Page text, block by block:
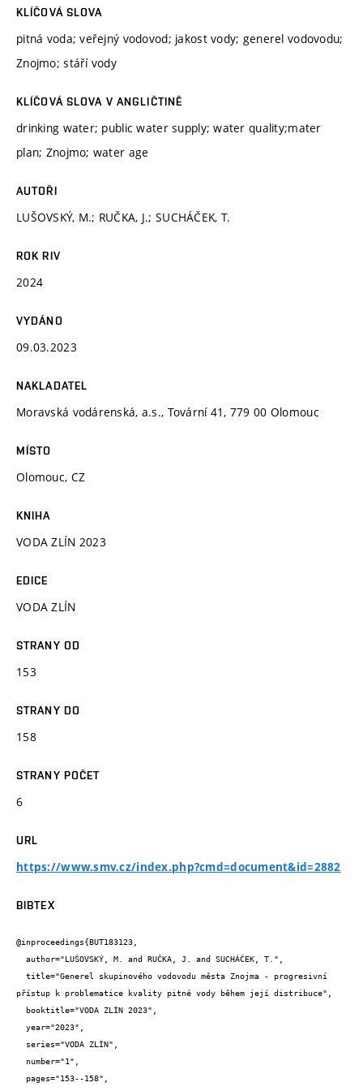
KLÍČOVÁ SLOVA
pitná voda; veřejný vodovod; jakost vody; generel vodovodu;
Znojmo; stáří vody
KLÍČOVÁ SLOVA V ANGLIČTINĚ
drinking water; public water supply; water quality;mater
plan; Znojmo; water age
AUTOŘI
LUŠOVSKÝ, M.; RUČKA, J.; SUCHÁČEK, T.
ROK RIV
2024
VYDÁNO
09.03.2023
NAKLADATEL
Moravská vodárenská, a.s., Tovární 41, 779 00 Olomouc
MÍSTO
Olomouc, CZ
KNIHA
VODA ZLÍN 2023
EDICE
VODA ZLÍN
STRANY OD
153
STRANY DO
158
STRANY POČET
6
URL
https://www.smv.cz/index.php?cmd=document&id=2882
BIBTEX
@inproceedings{BUT183123,
přístup k problematice kvality pitné vody během její distribuce",